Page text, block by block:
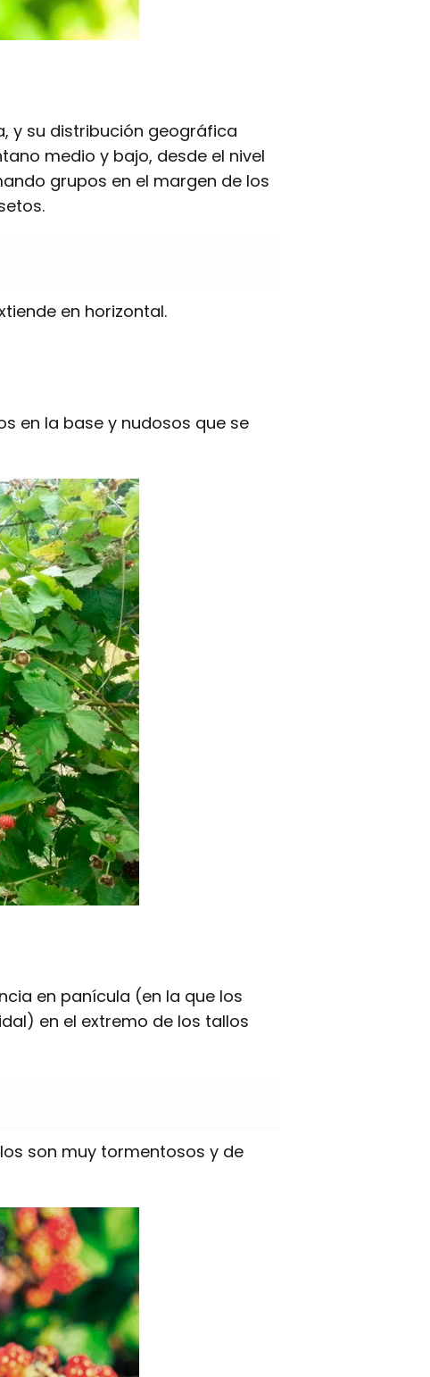
y su distribución geográfica
medio y bajo, desde el nivel
grupos en el margen de los
en horizontal.
en la base y nudosos que se
en panícula (en la que los
en el extremo de los tallos
son muy tormentosos y de